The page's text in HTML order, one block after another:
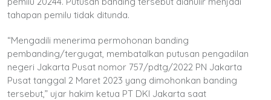
tahapan pemilu tidak ditunda.
“Mengadili menerima permohonan banding
pembanding/tergugat, membatalkan putusan pengadilan
negeri Jakarta Pusat nomor 757/pdtg/2022 PN Jakarta
Pusat tanggal 2 Maret 2023 yang dimohonkan banding
tersebut,” ujar hakim ketua PT DKI Jakarta saat